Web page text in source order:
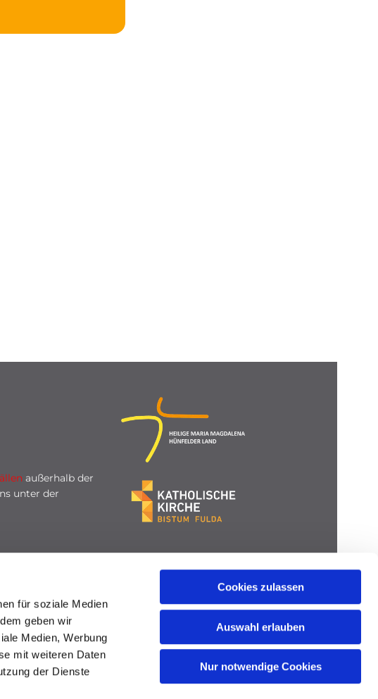
für soziale Medien
geben wir
Medien, Werbung
mit weiteren Daten
der Dienste
Cookies zulassen
Auswahl erlauben
Nur notwendige Cookies
außerhalb der
unter der